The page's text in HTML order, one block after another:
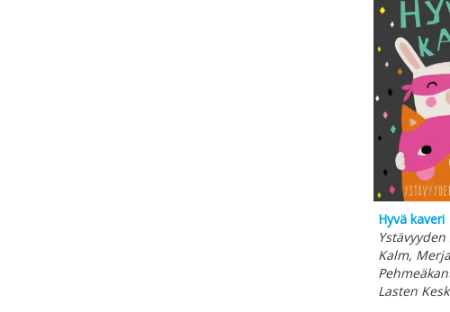
Hyvä kaveri
Kalm, Merja
Lasten